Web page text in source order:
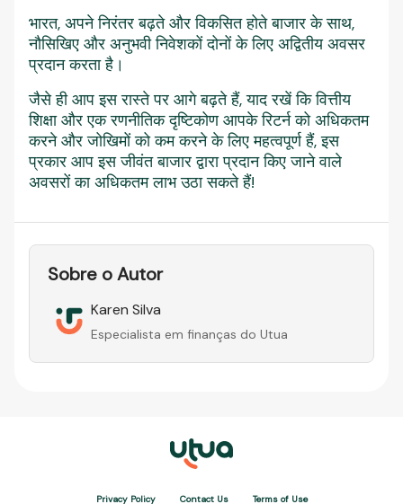
भारत, अपने निरंतर बढ़ते और विकसित होते बाजार के साथ,
नौसिखिए और अनुभवी निवेशकों दोनों के लिए अद्वितीय अवसर
प्रदान करता है।
जैसे ही आप इस रास्ते पर आगे बढ़ते हैं, याद रखें कि वित्तीय
शिक्षा और एक रणनीतिक दृष्टिकोण आपके रिटर्न को अधिकतम
करने और जोखिमों को कम करने के लिए महत्वपूर्ण हैं, इस
प्रकार आप इस जीवंत बाजार द्वारा प्रदान किए जाने वाले
अवसरों का अधिकतम लाभ उठा सकते हैं!
Sobre o Autor
Karen Silva
Especialista em finanças do Utua
Privacy Policy Contact Us Terms of Use